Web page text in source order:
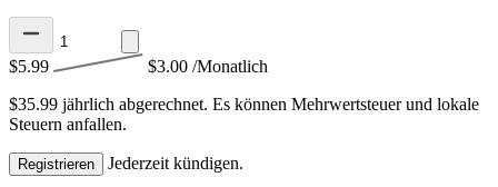
$5.99 $3.00 /Monatlich
$35.99 jährlich abgerechnet. Es können Mehrwertsteuer und lokale
Steuern anfallen.
Registrieren Jederzeit kündigen.